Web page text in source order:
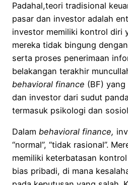
Padahal,teori tradisional
pasar dan investor adalah
investor memiliki kontrol diri
mereka tidak bingung
serta proses penerimaan
belakangan terakhir
behavioral finance (BF) yang
dan investor dari sudut
termasuk psikologi dan
Dalam behavioral finance,
“normal”, “tidak rasional”.
memiliki keterbatasan
bias pribadi, di mana